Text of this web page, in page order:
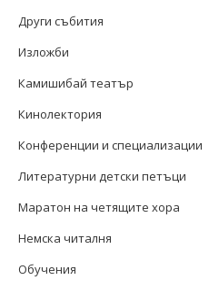
Други събития
Изложби
Камишибай театър
Кинолектория
Конференции и специализации
Литературни детски петъци
Маратон на четящите хора
Немска читалня
Обучения